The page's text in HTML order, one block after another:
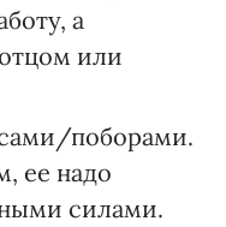
а
или
поборами.
ее надо
силами.